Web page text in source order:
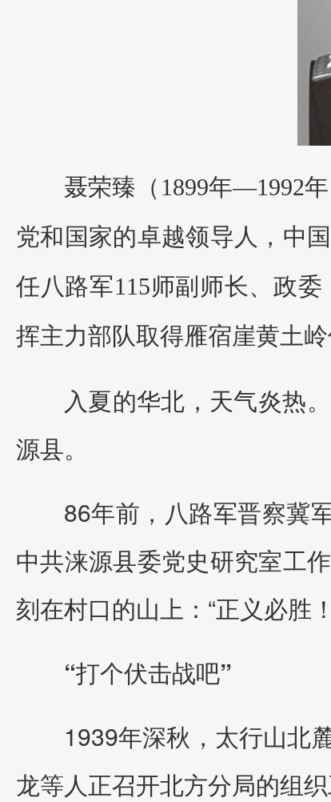
聂荣臻（1899年—1992
党和国家的卓越领导人，中
任八路军115师副师长、政
挥主力部队取得雁宿崖黄土
入夏的华北，天气炎热
源县。
86年前，八路军晋察冀
中共涞源县委党史研究室工
刻在村口的山上：“正义必胜
“打个伏击战吧”
1939年深秋，太行山北
龙等人正召开北方分局的组